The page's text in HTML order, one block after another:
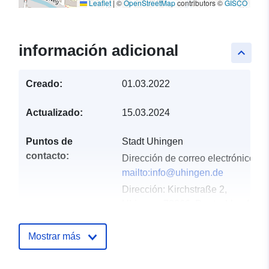
Leaflet | ©OpenStreetMapcontributors ©GISCO
keyboard_arrow_up
información adicional
Creado: 01.03.2022
Actualizado: 15.03.2024
Puntos de
contacto:
Stadt Uhingen
Dirección de correo electrónico:
mailto:info@uhingen.de
Dirección: Kirchstraße 2,
Registro del
Mostrar más